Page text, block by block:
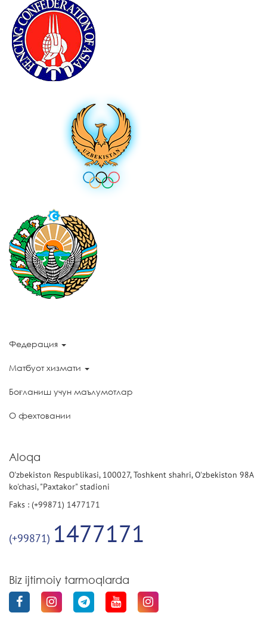
Федерация
Матбуот хизмати
Боғланиш учун маълумотлар
О фехтовании
Aloqa
O'zbekiston Respublikasi, 100027, Toshkent shahri, O'zbekiston 98A
ko'chasi, "Paxtakor" stadioni
Faks : (+99871) 1477171
(+99871) 1477171
Biz ijtimoiy tarmoqlarda